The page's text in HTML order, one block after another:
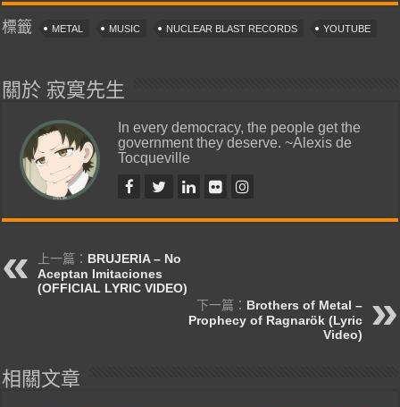
標籤 METAL MUSIC NUCLEAR BLAST RECORDS YOUTUBE
關於 寂寞先生
In every democracy, the people get the
government they deserve. ~Alexis de
Tocqueville
上一篇： BRUJERIA – No
Aceptan Imitaciones
(OFFICIAL LYRIC VIDEO)
下一篇： Brothers of Metal –
Prophecy of Ragnarök (Lyric
Video)
相關文章